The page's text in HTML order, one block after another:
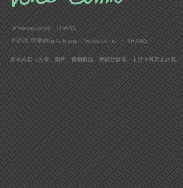
© VoiceComic · TRANS
妈妈和可爱的猫 © Banpi / VoiceComic ・ TRANS
所有内容（文章、图片、音频数据、视频数据等）​未经许可禁止转载。